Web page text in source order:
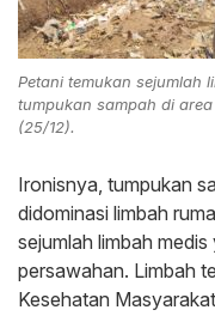
Petani temukan sejumlah
tumpukan sampah di
(25/12).
Ironisnya, tumpukan
didominasi limbah
sejumlah limbah
persawahan. Limbah
Kesehatan